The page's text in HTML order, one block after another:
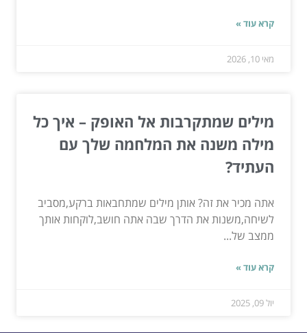
קרא עוד »
מאי 10, 2026
מילים שמתקרבות אל האופק – איך כל
מילה משנה את המלחמה שלך עם
העתיד?
אתה מכיר את זה? אותן מילים שמתחבאות ברקע,מסביב
לשיחה,משנות את הדרך שבה אתה חושב,לוקחות אותך
ממצב של...
קרא עוד »
יול 09, 2025